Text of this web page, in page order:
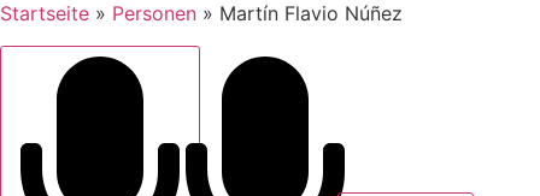
Startseite » Personen » Martín Flavio Núñez